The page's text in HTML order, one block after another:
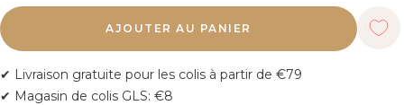
AJOUTER AU PANIER
✔ Livraison gratuite pour les colis à partir de €79
✔ Magasin de colis GLS: €8